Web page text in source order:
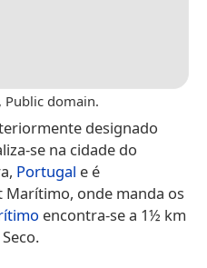
, Public domain.
designado
se na cidade do
Portugal e é
onde manda os
encontra-se a 1½ km